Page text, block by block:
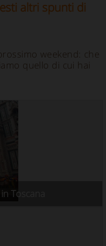
altri spunti di
weekend: che
quello di cui hai
Toscana